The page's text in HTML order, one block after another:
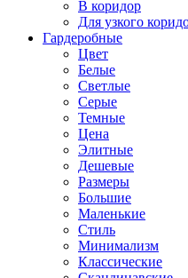
В коридор
Для узкого
Гардеробные
Цвет
Белые
Светлые
Серые
Темные
Цена
Элитные
Дешевые
Размеры
Большие
Маленькие
Стиль
Минимализм
Классические